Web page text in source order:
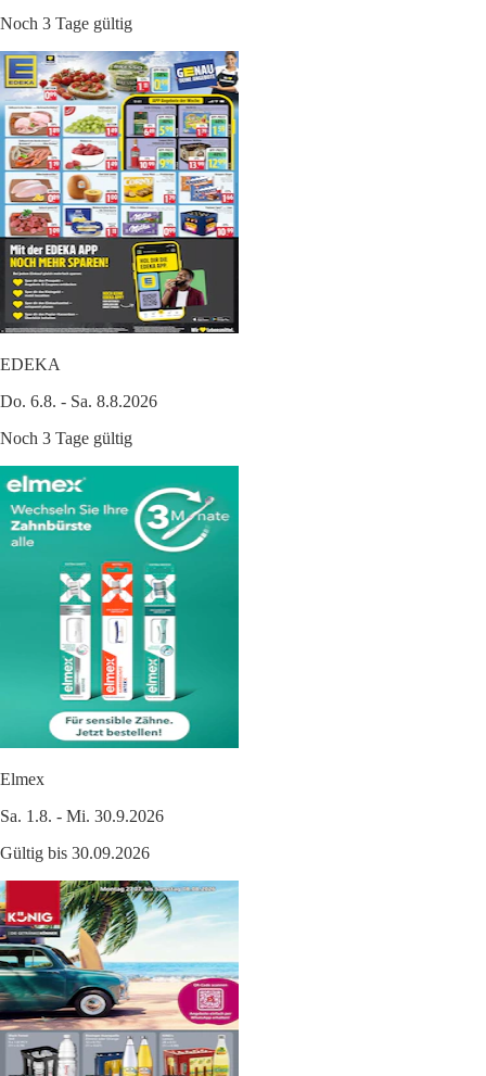
Noch 3 Tage gültig
EDEKA
Do. 6.8. - Sa. 8.8.2026
Noch 3 Tage gültig
Elmex
Sa. 1.8. - Mi. 30.9.2026
Gültig bis 30.09.2026